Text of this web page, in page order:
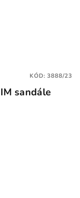
sandále
KÓD:3888/23